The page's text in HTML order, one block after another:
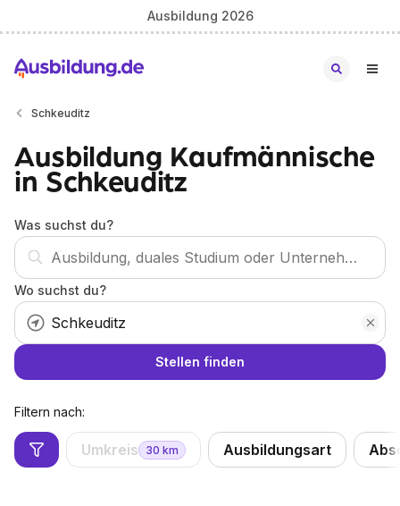
Ausbildung 2026
Schkeuditz
Ausbildung Kaufmännische
in Schkeuditz
Was suchst du?
Wo suchst du?
Stellen finden
Filtern nach:
Umkreis 30 km Ausbildungsart